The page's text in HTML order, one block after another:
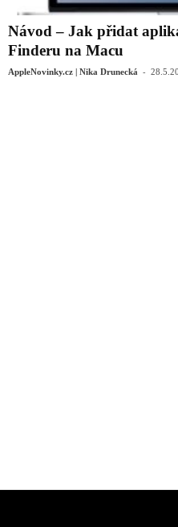
Návod – Jak přidat
Finderu na Macu
AppleNovinky.cz | Nika Drunecká -